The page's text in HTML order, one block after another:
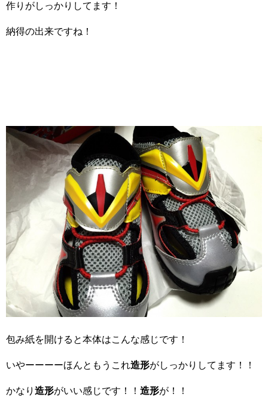
作りがしっかりしてます！
納得の出来ですね！
包み紙を開けると本体はこんな感じです！
いやーーーーほんともうこれ造形がしっかりしてます！！
かなり 造形がいい感じです！！ 造形が！！